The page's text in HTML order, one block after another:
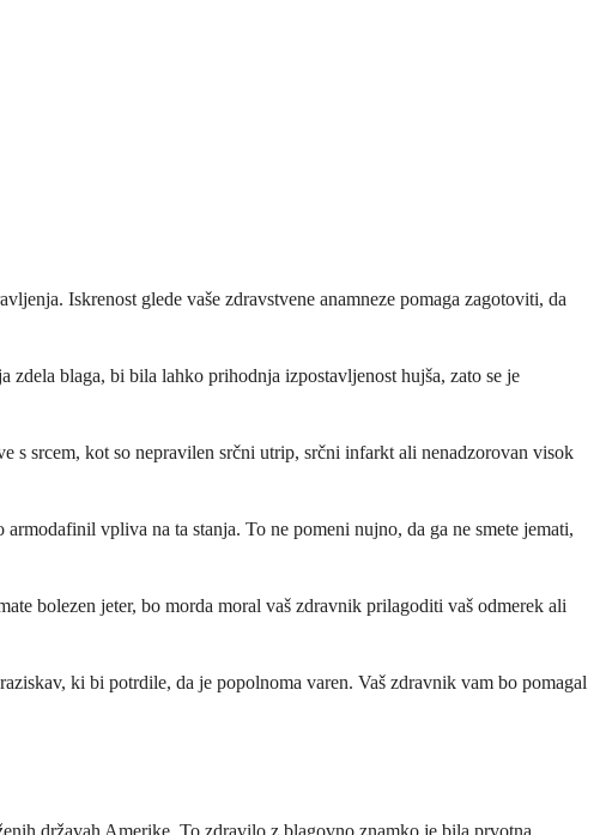
Iskrenost glede vaše zdravstvene anamneze pomaga zagotoviti, da
blaga, bi bila lahko prihodnja izpostavljenost hujša, zato se je
s srcem, kot so nepravilen srčni utrip, srčni infarkt ali nenadzorovan visok
vpliva na ta stanja. To ne pomeni nujno, da ga ne smete jemati,
bolezen jeter, bo morda moral vaš zdravnik prilagoditi vaš odmerek ali
ki bi potrdile, da je popolnoma varen. Vaš zdravnik vam bo pomagal
državah Amerike. To zdravilo z blagovno znamko je bila prvotna